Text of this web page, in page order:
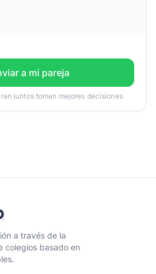
a mi pareja
juntos toman mejores decisiones
a través de la
colegios basado en